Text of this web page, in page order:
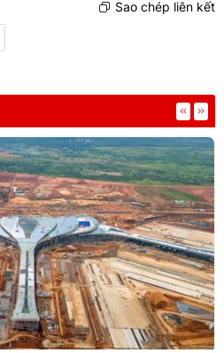
Sao chép liên kết